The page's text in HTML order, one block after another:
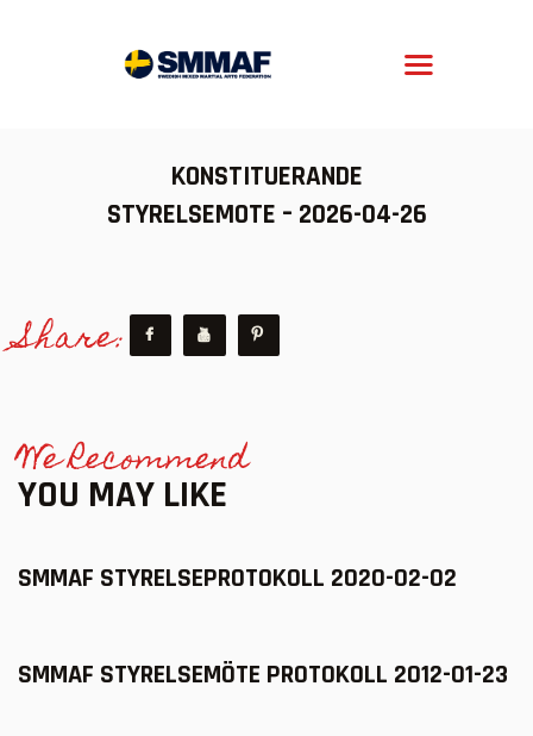
KONSTITUERANDE
STYRELSEMOTE – 2026-04-26
SMMAF
NYHETER
FÖRBUNDET
Share:
We Recommend
YOU MAY LIKE
SMMAF STYRELSEPROTOKOLL 2020-02-02
SMMAF STYRELSEMÖTE PROTOKOLL 2012-01-23